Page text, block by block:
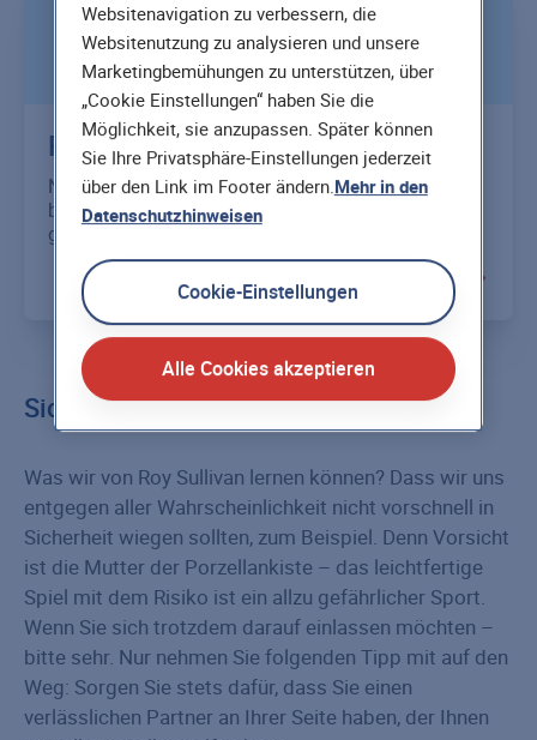
Tod aus heiterem Himmel, aber gut
vorgesorgt.
Risikolebens-versicherung
Niemand ist vor dem Tod gefeit, denn das Leben
birgt viele Risiken. So sichern Sie Hinterbliebene zu
guten Konditionen ab.
Sicherheit ist trügerisch
Was wir von Roy Sullivan lernen können? Dass wir uns
entgegen aller Wahrscheinlichkeit nicht vorschnell in
Sicherheit wiegen sollten, zum Beispiel. Denn Vorsicht
ist die Mutter der Porzellankiste – das leichtfertige
Spiel mit dem Risiko ist ein allzu gefährlicher Sport.
Wenn Sie sich trotzdem darauf einlassen möchten –
bitte sehr. Nur nehmen Sie folgenden Tipp mit auf den
Weg: Sorgen Sie stets dafür, dass Sie einen
verlässlichen Partner an Ihrer Seite haben, der Ihnen
Websitenavigation zu verbessern, die
Websitenutzung zu analysieren und unsere
Marketingbemühungen zu unterstützen, über
„Cookie Einstellungen“ haben Sie die
Möglichkeit, sie anzupassen. Später können
Sie Ihre Privatsphäre-Einstellungen jederzeit
über den Link im Footer ändern.Mehr in den
Datenschutzhinweisen
Cookie-Einstellungen
Alle Cookies akzeptieren